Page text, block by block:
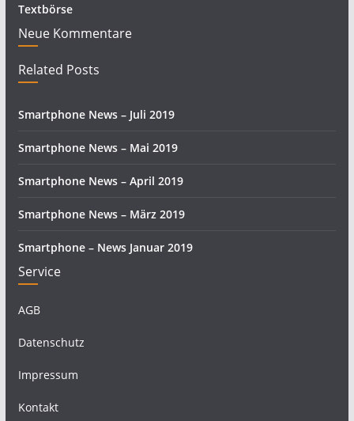
Textbörse
Neue Kommentare
Related Posts
Smartphone News – Juli 2019
Smartphone News – Mai 2019
Smartphone News – April 2019
Smartphone News – März 2019
Smartphone – News Januar 2019
Service
AGB
Datenschutz
Impressum
Kontakt